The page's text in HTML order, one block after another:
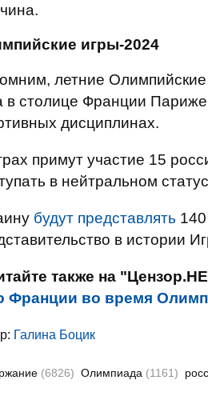
игры-2024
летние Олимпийские
в столице Франции
дисциплинах.
примут участие 15
в нейтральном
будут представлять
в истории
также на
Франции во время
Галина Боцик
(6826) Олимпиада (1161)